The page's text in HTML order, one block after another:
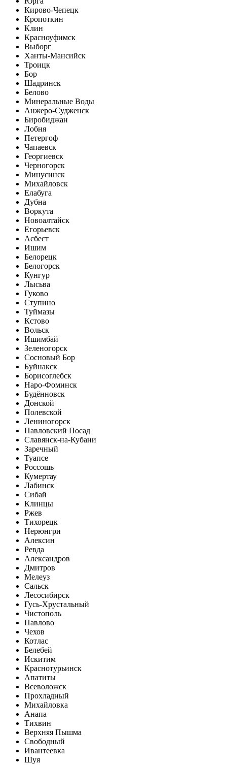
Кирово-Чепецк
Кропоткин
Клин
Красноуфимск
Выборг
Ханты-Мансийск
Троицк
Бор
Шадринск
Белово
Минеральные Воды
Анжеро-Судженск
Биробиджан
Лобня
Петергоф
Чапаевск
Георгиевск
Черногорск
Минусинск
Михайловск
Елабуга
Дубна
Воркута
Новоалтайск
Егорьевск
Асбест
Ишим
Белорецк
Белогорск
Кунгур
Лысьва
Гуково
Ступино
Туймазы
Кстово
Вольск
Ишимбай
Зеленогорск
Сосновый Бор
Буйнакск
Борисоглебск
Наро-Фоминск
Будённовск
Донской
Полевской
Лениногорск
Павловский Посад
Славянск-на-Кубани
Заречный
Туапсе
Россошь
Кумертау
Лабинск
Сибай
Клинцы
Ржев
Тихорецк
Нерюнгри
Алексин
Ревда
Александров
Дмитров
Мелеуз
Сальск
Лесосибирск
Гусь-Хрустальный
Чистополь
Павлово
Чехов
Котлас
Белебей
Искитим
Краснотурьинск
Апатиты
Всеволожск
Прохладный
Михайловка
Анапа
Тихвин
Верхняя Пышма
Свободный
Ивантеевка
Шуя